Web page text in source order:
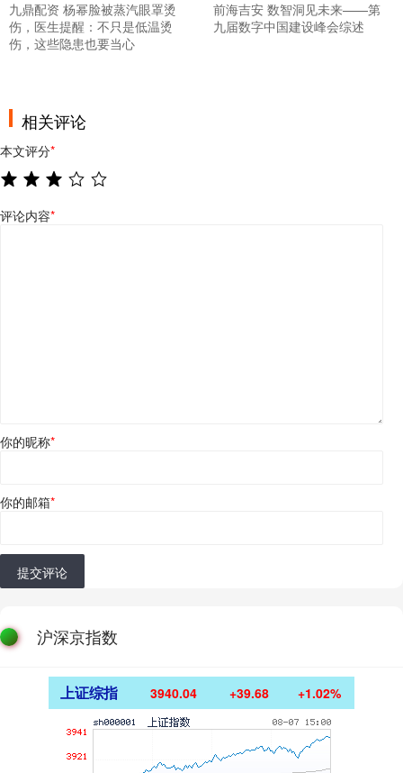
九鼎配资 杨幂脸被蒸汽眼罩烫
伤，医生提醒：不只是低温烫
伤，这些隐患也要当心
前海吉安 数智洞见未来——第
九届数字中国建设峰会综述
相关评论
本文评分*
评论内容*
你的昵称*
你的邮箱*
提交评论
沪深京指数
上证综指 3940.04 +39.68 +1.02%